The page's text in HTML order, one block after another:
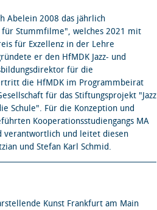
Abelein 2008 das jährlich
Stummfilme", welches 2021 mit
für Exzellenz in der Lehre
er den HfMDK Jazz- und
für die
die HfMDK im Programmbeirat
für das Stiftungsprojekt "Jazz
Schule". Für die Konzeption und
Kooperationsstudiengangs MA
verantwortlich und leitet diesen
und Stefan Karl Schmid.
Kunst Frankfurt am Main